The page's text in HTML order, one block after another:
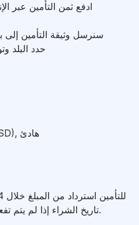
ادفع ثمن التأمين عبر
سنرسل وثيقة التأمين إلى
حدد البلد
), هادئ
تاريخ الشراء إذا لم يتم تفعيل الوثيقة. لا توجد أسئلة أخرى.